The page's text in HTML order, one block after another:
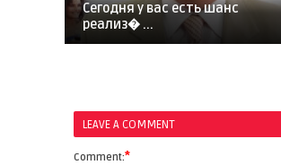
Сегодня у вас есть шанс
реализ� ...
LEAVE A COMMENT
Comment:*